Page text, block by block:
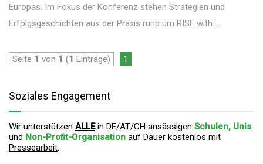
Europas. Im Fokus der Konferenz stehen Strategien und
Erfolgsgeschichten aus der Praxis rund um RISE with ...
Seite 1 von 1 (1 Einträge) 1
Soziales Engagement
Wir unterstützen ALLEin DE/AT/CH ansässigen Schulen, Unis
und Non-Profit-Organisation auf Dauer kostenlos mit
Pressearbeit.